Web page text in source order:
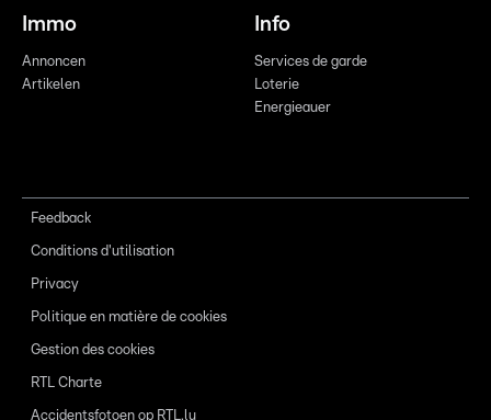
Immo
Annoncen
Artikelen
Info
Services de garde
Loterie
Energieauer
Feedback
Conditions d'utilisation
Privacy
Politique en matière de cookies
Gestion des cookies
RTL Charte
Accidentsfotoen op RTL.lu